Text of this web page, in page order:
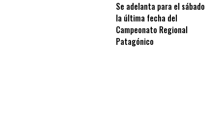
Se adelanta para el sábado
la última fecha del
Campeonato Regional
Patagónico